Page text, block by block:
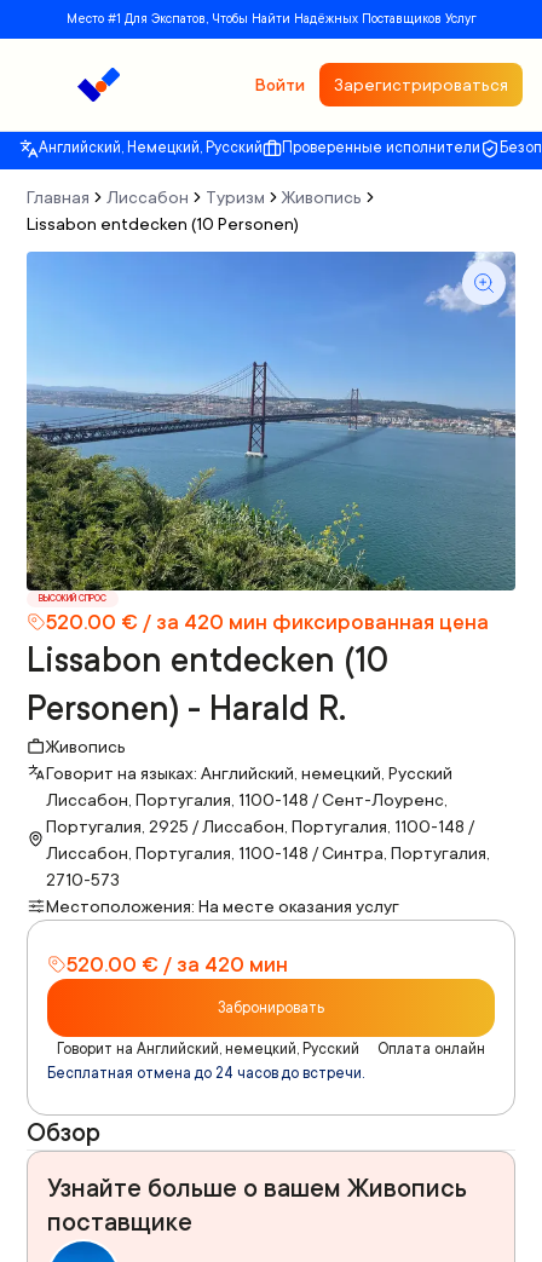
Место #1 Для Экспатов, Чтобы Найти Надёжных Поставщиков Услуг
Войти Зарегистрироваться
Английский, Немецкий, Русский Проверенные исполнители
Главная Лиссабон Туризм
Живопись
Lissabon entdecken (10 Personen)
ВЫСОКИЙ СПРОС
520.00 € / за 420 мин фиксированная цена
Lissabon entdecken (10
Personen) - Harald R.
Живопись
Говорит на языках: Английский, немецкий, Русский
Лиссабон, Португалия, 1100-148 / Сент-Лоуренс,
Португалия, 2925 / Лиссабон, Португалия, 1100-148 /
Лиссабон, Португалия, 1100-148 / Синтра, Португалия,
2710-573
Местоположения: На месте оказания услуг
520.00 € / за 420 мин
Забронировать
Говорит на Английский, немецкий, Русский
Оплата онлайн
Бесплатная отмена до 24 часов до встречи.
Обзор
Узнайте больше о вашем Живопись
поставщике